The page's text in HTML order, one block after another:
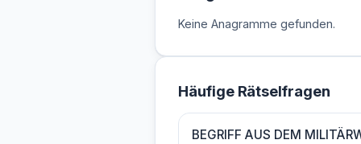
Keine Anagramme gefunden.
Häufige Rätselfragen
BEGRIFF AUS DEM